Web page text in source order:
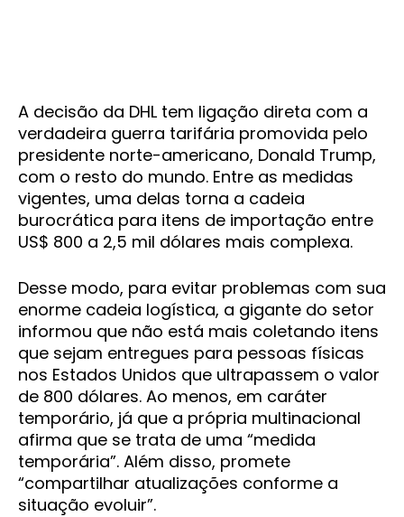
A decisão da DHL tem ligação direta com a
verdadeira guerra tarifária promovida pelo
presidente norte-americano, Donald Trump,
com o resto do mundo. Entre as medidas
vigentes, uma delas torna a cadeia
burocrática para itens de importação entre
US$ 800 a 2,5 mil dólares mais complexa.
Desse modo, para evitar problemas com sua
enorme cadeia logística, a gigante do setor
informou que não está mais coletando itens
que sejam entregues para pessoas físicas
nos Estados Unidos que ultrapassem o valor
de 800 dólares. Ao menos, em caráter
temporário, já que a própria multinacional
afirma que se trata de uma “medida
temporária”. Além disso, promete
“compartilhar atualizações conforme a
situação evoluir”.